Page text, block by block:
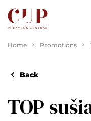
Home Promotions
Back
TOP